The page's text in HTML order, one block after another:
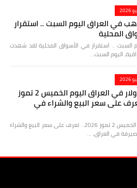
في العراق اليوم السبت .. استقرار
المحلية
السبت .. استقرار في الأسواق المحلية لقد شهدت
اليوم السبت…
أسعار الدولار في العراق اليوم الخميس 2 تموز
تعرف على سعر البيع والشراء في
أسعار الدولار في العراق اليوم الخميس 2 تموز 2026.. تعرف على سعر البيع والشراء
في العراق، …